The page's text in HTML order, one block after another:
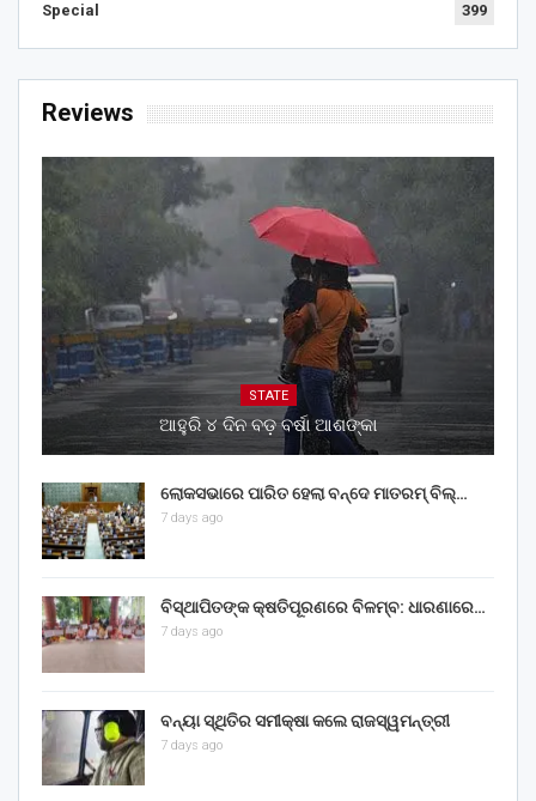
Special 399
Reviews
STATE
ଆହୁରି ୪ ଦିନ ବଡ଼ ବର୍ଷା ଆଶଙ୍କା
ଲୋକସଭାରେ ପାରିତ ହେଲା ବନ୍ଦେ ମାତରମ୍‌ ବିଲ୍‌…
7 days ago
ବିସ୍ଥାପିତଙ୍କ କ୍ଷତିପୂରଣରେ ବିଳମ୍ବ: ଧାରଣାରେ…
7 days ago
ବନ୍ୟା ସ୍ଥିତିର ସମୀକ୍ଷା କଲେ ରାଜସ୍ୱମନ୍ତ୍ରୀ
7 days ago